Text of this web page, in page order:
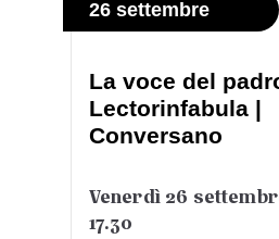
26 settembre
La voce del
Lectorinfabula |
Conversano
Venerdì 26
17.30